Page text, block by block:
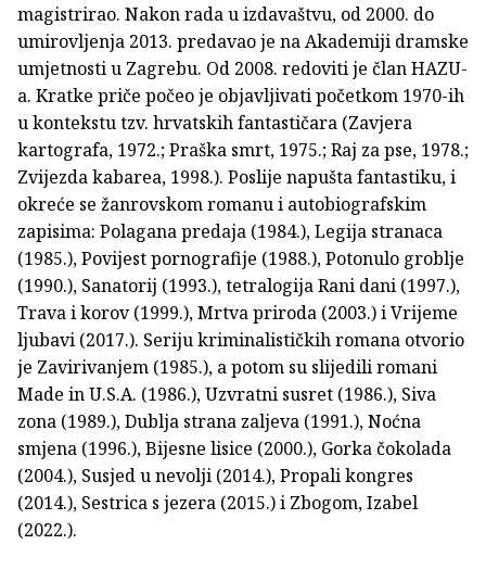
magistrirao. Nakon rada u izdavaštvu, od 2000. do
umirovljenja 2013. predavao je na Akademiji dramske
umjetnosti u Zagrebu. Od 2008. redoviti je član HAZU-
a. Kratke priče počeo je objavljivati početkom 1970-ih
u kontekstu tzv. hrvatskih fantastičara (Zavjera
kartografa, 1972.; Praška smrt, 1975.; Raj za pse, 1978.;
Zvijezda kabarea, 1998.). Poslije napušta fantastiku, i
okreće se žanrovskom romanu i autobiografskim
zapisima: Polagana predaja (1984.), Legija stranaca
(1985.), Povijest pornografije (1988.), Potonulo groblje
(1990.), Sanatorij (1993.), tetralogija Rani dani (1997.),
Trava i korov (1999.), Mrtva priroda (2003.) i Vrijeme
ljubavi (2017.). Seriju kriminalističkih romana otvorio
je Zavirivanjem (1985.), a potom su slijedili romani
Made in U.S.A. (1986.), Uzvratni susret (1986.), Siva
zona (1989.), Dublja strana zaljeva (1991.), Noćna
smjena (1996.), Bijesne lisice (2000.), Gorka čokolada
(2004.), Susjed u nevolji (2014.), Propali kongres
(2014.), Sestrica s jezera (2015.) i Zbogom, Izabel
(2022.).